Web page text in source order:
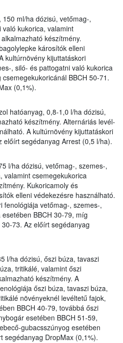
ml/ha dózisú, vetőmag-,
kukorica, valamint
készítmény.
károsítók elleni
kultúrnövény kijuttatáskori
, siló- és pattogatni való kukorica
BBCH 50-71.
(0,1%).
hatóanyag, 0,8-1,0 l/ha dózisú,
készítmény. Alternáriás levél-
A kultúrnövény kijuttatáskori
előírt segédanyag Arrest (0,5 l/ha).
l/ha dózisú, vetőmag-, szemes-,
valamint csemegekukorica
Kukoricamoly és
elleni védekezésre használható.
fenológiája vetőmag-, szemes-,
BBCH 30-79, míg
73. Az előírt segédanyag
l/ha dózisú, őszi búza, tavaszi
tritikálé, valamint őszi
készítmény. A
őszi búza, tavaszi búza,
növényeknél levéltetű fajok,
BBCH 40-79, továbbá őszi
esetében BBCH 51-59,
gubacsszúnyog esetében
segédanyag DropMax (0,1%).